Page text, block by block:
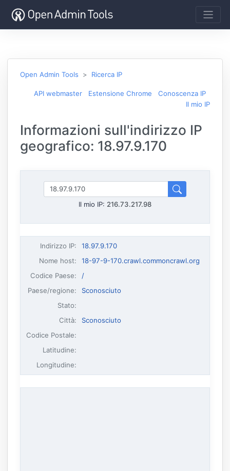
Open Admin Tools Ricerca IP
API webmaster Estensione Chrome
Conoscenza IP
Il mio IP
Informazioni sull'indirizzo IP
geografico: 18.97.9.170
Il mio IP: 216.73.217.98
Indirizzo IP:
18.97.9.170
Nome host:
18-97-9-170.crawl.commoncrawl.org
Codice Paese:
/
Paese/regione:
Sconosciuto
Stato:
Città:
Sconosciuto
Codice Postale:
Latitudine:
Longitudine: